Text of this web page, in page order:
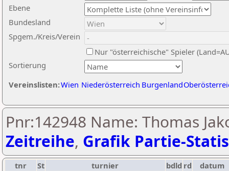
Ebene
Sortierung
Bundesland
Spgem./Kreis/Verein
Nur "österreichische" Spieler
Vereinslisten:Wien Niederösterreich Burgenland
Pnr:142948 Name: Thomas
Zeitreihe, Grafik Partie-
tnr St turnier bdld rd
datum